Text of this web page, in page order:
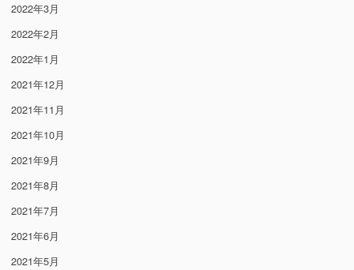
2022年3月
2022年2月
2022年1月
2021年12月
2021年11月
2021年10月
2021年9月
2021年8月
2021年7月
2021年6月
2021年5月